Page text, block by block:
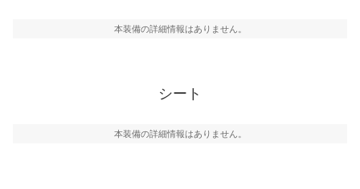
本装備の詳細情報はありません。
シート
本装備の詳細情報はありません。